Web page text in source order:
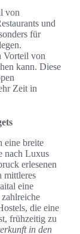
von
und
für
Vorteil von
kann. Diese
Zeit in
eine breite
nach Luxus
erlesenen
mittleres
eine
die eine
frühzeitig zu
in den